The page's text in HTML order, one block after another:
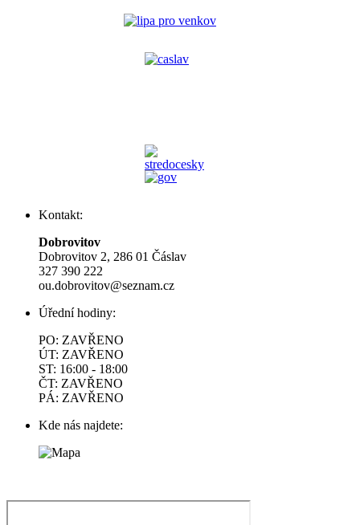
Kontakt:
Dobrovitov
Dobrovitov 2, 286 01 Čáslav
327 390 222
ou.dobrovitov@seznam.cz
Úřední hodiny:
PO: ZAVŘENO
ÚT: ZAVŘENO
ST: 16:00 - 18:00
ČT: ZAVŘENO
PÁ: ZAVŘENO
Kde nás najdete: